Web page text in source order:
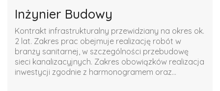
Inżynier Budowy
Kontrakt infrastrukturalny przewidziany na okres ok.
2 lat. Zakres prac obejmuje realizację robót w
branży sanitarnej, w szczególności przebudowę
sieci kanalizacyjnych. Zakres obowiązków realizacja
inwestycji zgodnie z harmonogramem oraz...